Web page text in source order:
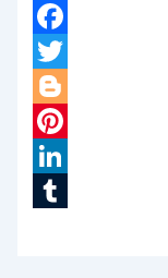
Facebook
Twitter
Blogger
Pinterest
LinkedIn